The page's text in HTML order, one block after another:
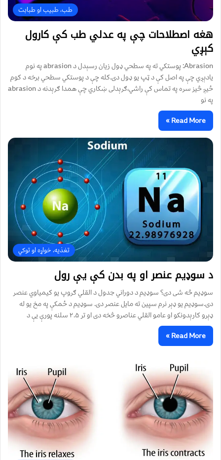
طب، طبیب او طبابت
هغه اصطلاحات چې په عدلي طب کې کارول
کېږي
Abrasion: پوستکي ته په سطحي ډول زیان رسېدل د abrasion په نوم
یادېږي چې په اصل کې د ټپ یو ډول دی.کله چې د پوستکي سطحي برخه د کوم
ځيږ څيز سره په تماس کې راشي،ګرېدلی ښکاري چې همدا ګرېدنه د abrasion
په نو
Read More »
تغذیه، خواړه او توکي
د سوډیم عنصر او په بدن کې یې رول
سوډیم څه شی دی؟ سوډیم د دوراني جدول د القلي ګروپ یو کیمیاوي عنصر
دی.سوډیم یو ډېر نرم سپین ته مایل عنصر دی. سوډیم د ځمکې په مخ یو له
ډېرو کارېدونکو او عامو القلي عناصرو څخه دی او تر ۲.۵ سلنه پورې یې د
Read More »